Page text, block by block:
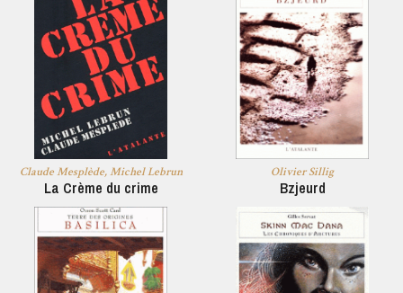
Claude Mesplède, Michel Lebrun
La Crème du crime
Olivier Sillig
Bzjeurd